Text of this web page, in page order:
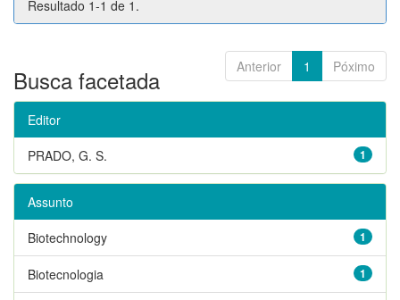
Resultado 1-1 de 1.
Anterior 1 Póximo
Busca facetada
Editor
1
PRADO, G. S.
Assunto
1
Biotechnology
1
Biotecnologia